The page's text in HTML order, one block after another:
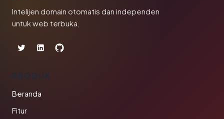
Intelijen domain otomatis dan independen
untuk web terbuka.
PRODUK
Beranda
Fitur